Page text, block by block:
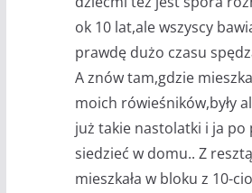
ok 10 lat,ale wszyscy
prawdę dużo czasu
A znów tam,gdzie
moich rówieśników,były
już takie nastolatki i ja po
siedzieć w domu.. Z
mieszkała w bloku z 10-